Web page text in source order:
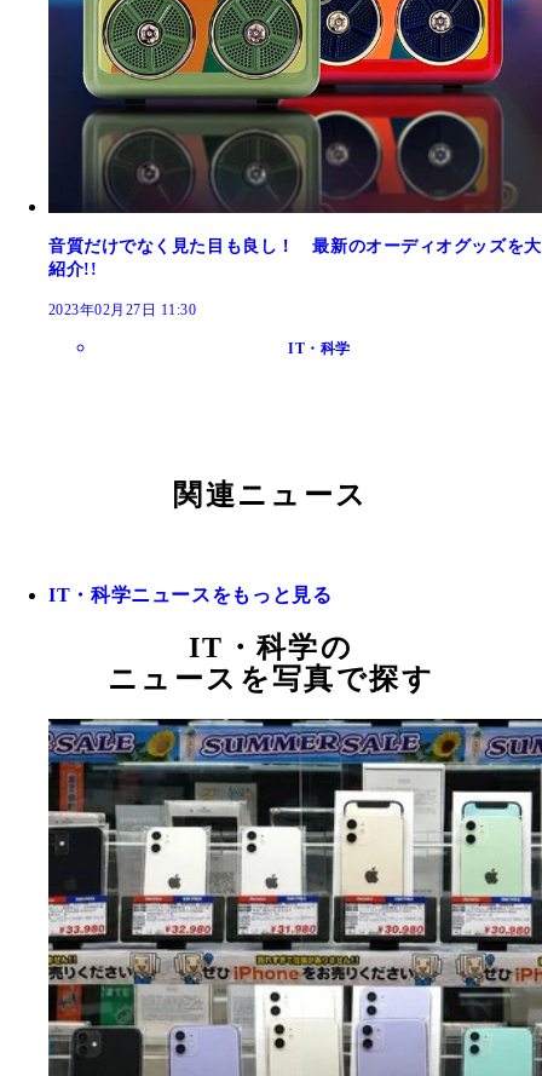
音質だけでなく見た目も良し！ 最新のオーディオグッズを大
紹介!!
2023年02月27日 11:30
IT・科学
関連ニュース
IT・科学ニュースをもっと見る
IT・科学の
ニュースを写真で探す